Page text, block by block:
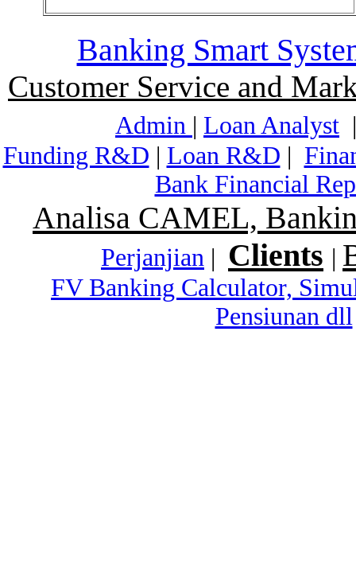
Banking Smart
Customer Service and
Admin | Loan Analyst
Funding R&D | Loan R&D |
Bank Financial
Analisa CAMEL,
Perjanjian | Clients |
FV Banking Calculator,
Pensiunan dll